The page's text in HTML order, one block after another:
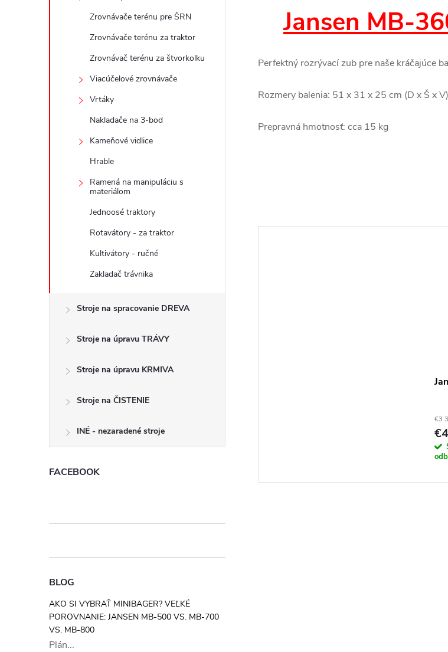
Zrovnávače terénu pre ŠRN
Zrovnávače terénu za traktor
Zrovnávač terénu za štvorkolku
Viacúčelové zrovnávače
Vrtáky
Nakladače na 3-bod
Kameňové vidlice
Hrable
Ramená na manipuláciu s
materiálom
Jednoosé traktory
Rotavátory - za traktor
Kultivátory - ručné
Zakladač trávnika
Stroje na spracovanie DREVA
Stroje na úpravu TRÁVY
Stroje na úpravu KRMIVA
Stroje na ČISTENIE
INÉ - nezaradené stroje
FACEBOOK
BLOG
AKO SI VYBRAŤ MINIBAGER? VEĽKÉ
POROVNANIE: JANSEN MB-500 VS. MB-700
VS. MB-800
Plán...
Jansen MB-
Perfektný rozrývací zub pre naše kráčajúce
Rozmery balenia: 51 x 31 x 25 cm (D x Š x V)
Prepravná hmotnosť: cca 15 kg
€3